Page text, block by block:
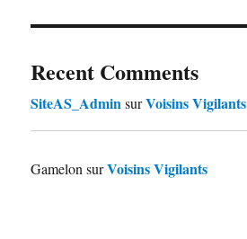
Recent Comments
SiteAS_AdminsurVoisins Vigilants
GamelonsurVoisins Vigilants